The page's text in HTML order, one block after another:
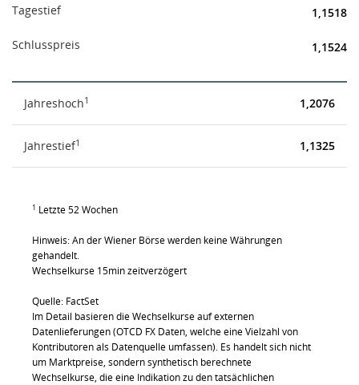
Tagestief 1,1518
Schlusspreis 1,1524
Jahreshoch1 1,2076
Jahrestief1 1,1325
1 Letzte 52 Wochen
Hinweis: An der Wiener Börse werden keine Währungen
gehandelt.
Wechselkurse 15min zeitverzögert
Quelle: FactSet
Im Detail basieren die Wechselkurse auf externen
Datenlieferungen (OTCD FX Daten, welche eine Vielzahl von
Kontributoren als Datenquelle umfassen). Es handelt sich nicht
um Marktpreise, sondern synthetisch berechnete
Wechselkurse, die eine Indikation zu den tatsächlichen